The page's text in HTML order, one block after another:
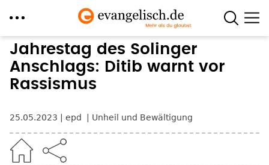
Direkt
zum
Inhalt
Jahrestag des Solinger
Anschlags: Ditib warnt vor
Rassismus
25.05.2023 epd Unheil und Bewältigung